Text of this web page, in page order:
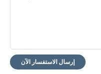
إرسال الاستفسار الآن